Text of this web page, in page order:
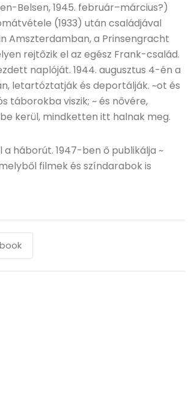
Belsen, 1945. február–március?)
(1933) után családjával
Amszterdamban, a Prinsengracht
rejtőzik el az egész Frank-család.
naplóját. 1944. augusztus 4-én a
letartóztatják és deportálják. ~ot és
táborokba viszik; ~ és nővére,
kerül, mindketten itt halnak meg.
a háborút. 1947-ben ő publikálja ~
filmek és színdarabok is